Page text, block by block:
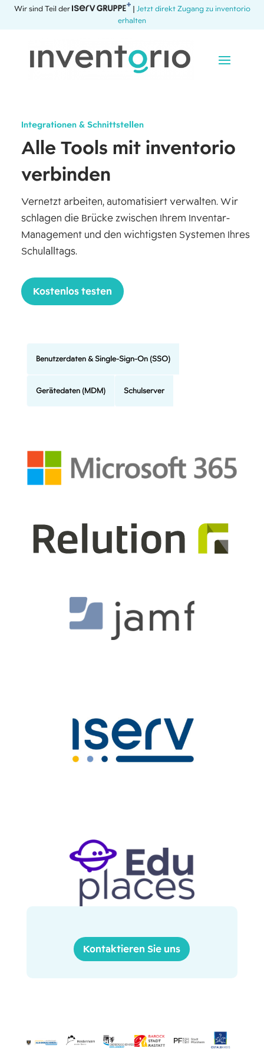
Wir sind Teil der | Jetzt direkt Zugang zu inventorio
erhalten
Integrationen & Schnittstellen
Alle Tools mit inventorio
verbinden
Vernetzt arbeiten, automatisiert verwalten. Wir
schlagen die Brücke zwischen Ihrem Inventar-
Management und den wichtigsten Systemen Ihres
Schulalltags.
Kostenlos testen
Benutzerdaten & Single-Sign-On (SSO)
Gerätedaten (MDM) Schulserver
Kontaktieren Sie uns